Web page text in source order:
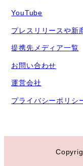
YouTube
プレスリリースや新
提携先メディア一覧
お問い合わせ
運営会社
プライバシーポリシ